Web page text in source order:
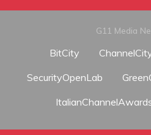
G11 Media
BitCity
SecurityOpenLab